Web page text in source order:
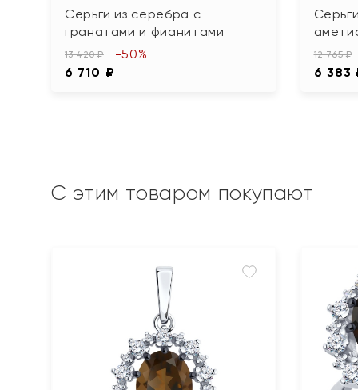
Серьги из серебра с
гранатами и фианитами
13 420 ₽
6 710 ₽
-50% 12 765 ₽
6 383
С этим товаром покупают